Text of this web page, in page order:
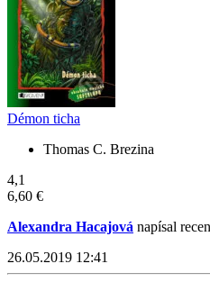
Démon ticha
Thomas C. Brezina
4,1
6,60 €
Alexandra Hacajová napísal
26.05.2019 12:41